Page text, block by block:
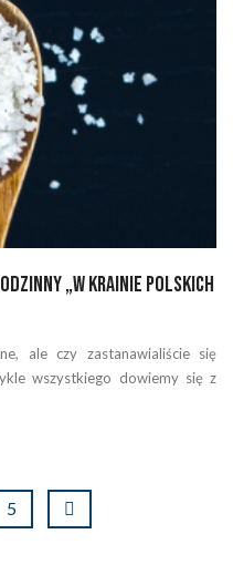
„W krainie polskich
ale czy zastanawialiście się
wszystkiego dowiemy się z
5